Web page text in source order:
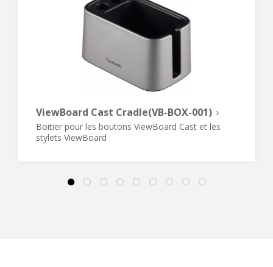
ViewBoard Cast Cradle(VB-BOX-001)
Boitier pour les boutons ViewBoard Cast et les
stylets ViewBoard